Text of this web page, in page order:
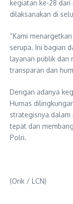
kegiatan ke-28
dilaksanakan di
“Kami
serupa. Ini bagian
layanan publik dan
transparan dan
Dengan adanya
Humas
strategisnya dalam
tepat dan
Polri.
(Orik / LCN)